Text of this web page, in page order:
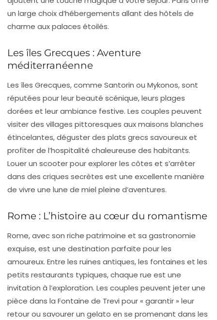
un large choix d’hébergements allant des hôtels de
charme aux palaces étoilés.
Les îles Grecques : Aventure
méditerranéenne
Les îles Grecques, comme Santorin ou Mykonos, sont
réputées pour leur beauté scénique, leurs plages
dorées et leur ambiance festive. Les couples peuvent
visiter des villages pittoresques aux maisons blanches
étincelantes, déguster des plats grecs savoureux et
profiter de l’hospitalité chaleureuse des habitants.
Louer un scooter pour explorer les côtes et s’arrêter
dans des criques secrètes est une excellente manière
de vivre une lune de miel pleine d’aventures.
Rome : L’histoire au cœur du romantisme
Rome, avec son riche patrimoine et sa gastronomie
exquise, est une destination parfaite pour les
amoureux. Entre les ruines antiques, les fontaines et les
petits restaurants typiques, chaque rue est une
invitation à l’exploration. Les couples peuvent jeter une
pièce dans la Fontaine de Trevi pour « garantir » leur
retour ou savourer un gelato en se promenant dans les